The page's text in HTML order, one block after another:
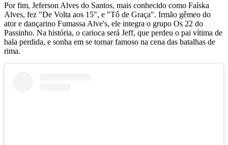
Por fim, Jeferson Alves do Santos, mais conhecido como Faíska
Alves, fez "De Volta aos 15", e "Tô de Graça". Irmão gêmeo do
ator e dançarino Fumassa Alve's, ele integra o grupo Os 22 do
Passinho. Na história, o carioca será Jeff, que perdeu o pai vítima de
bala perdida, e sonha em se tornar famoso na cena das batalhas de
rima.